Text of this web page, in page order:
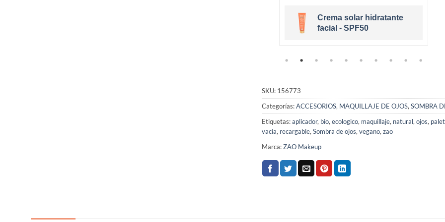
Crema solar hidratante
facial - SPF50
SKU: 156773
Categorías:ACCESORIOS, MAQUILLAJE DE OJOS, SOMBRA
Etiquetas:aplicador, bio, ecologico, maquillaje, natural, ojos,
vacia, recargable, Sombra de ojos, vegano, zao
Marca:ZAO Makeup